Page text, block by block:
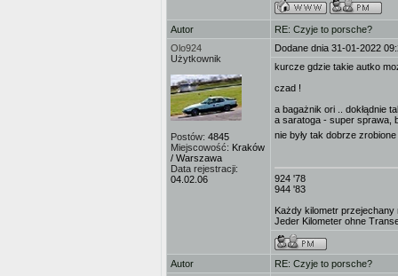
Autor
RE: Czyje to porsche?
Olo924
Użytkownik
Postów: 4845
Miejscowość: Kraków
/ Warszawa
Data rejestracji:
04.02.06
Dodane dnia 31-01-2022
kurcze gdzie takie autko
czad !
a bagażnik ori .. dokłądnie
a saratoga - super sprawa,
nie były tak dobrze
924 '78
944 '83
Każdy kilometr
Jeder Kilometer ohne
Autor
RE: Czyje to porsche?